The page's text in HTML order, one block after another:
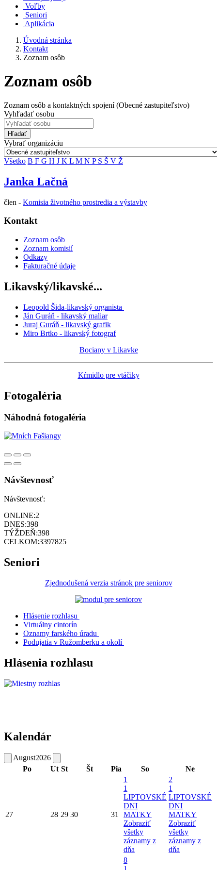
Voľby
Seniori
Aplikácia
Úvodná stránka
Kontakt
Zoznam osôb
Zoznam osôb
Zoznam osôb a kontaktných spojení (Obecné zastupiteľstvo)
Vyhľadať osobu
Hľadať
Vybrať organizáciu
Všetko B F G H J K L M N P S Š V Ž
Janka Lačná
člen - Komisia životného prostredia a výstavby
Kontakt
Zoznam osôb
Zoznam komisií
Odkazy
Fakturačné údaje
Likavský/likavské...
Leopold Šida-likavský organista
Ján Guráň - likavský maliar
Juraj Guráň - likavský grafik
Miro Brtko - likavský fotograf
Bociany v Likavke
Kŕmidlo pre vtáčiky
Fotogaléria
Náhodná fotogaléria
Návštevnosť
Návštevnosť:
ONLINE:2
DNES:398
TÝŽDEŇ:398
CELKOM:3397825
Seniori
Zjednodušená verzia stránok pre seniorov
Hlásenie rozhlasu
Virtuálny cintorín
Oznamy farského úradu
Podujatia v Ružomberku a okolí
Hlásenia rozhlasu
Kalendár
August2026
Po
Ut St Št Pia So Ne
27 28 29 30 31
1
1
LIPTOVSKÉ
DNI
MATKY
Zobraziť
všetky
záznamy z
dňa
2
1
LIPTOVSKÉ
DNI
MATKY
Zobraziť
všetky
záznamy z
dňa
8